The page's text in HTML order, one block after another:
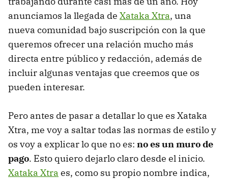
anunciamos la llegada de Xataka Xtra, una
nueva comunidad bajo suscripción con la que
queremos ofrecer una relación mucho más
directa entre público y redacción, además de
incluir algunas ventajas que creemos que os
pueden interesar.
Pero antes de pasar a detallar lo que es Xataka
Xtra, me voy a saltar todas las normas de estilo y
os voy a explicar lo que no es: no es un muro de
pago. Esto quiero dejarlo claro desde el inicio.
Xataka Xtra es, como su propio nombre indica,